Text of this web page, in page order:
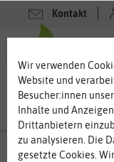
Kontakt
Wir verwenden
Website und
Besucher:innen
Inhalte und
Drittanbietern
zu analysieren. Die
gesetzte Cookies.